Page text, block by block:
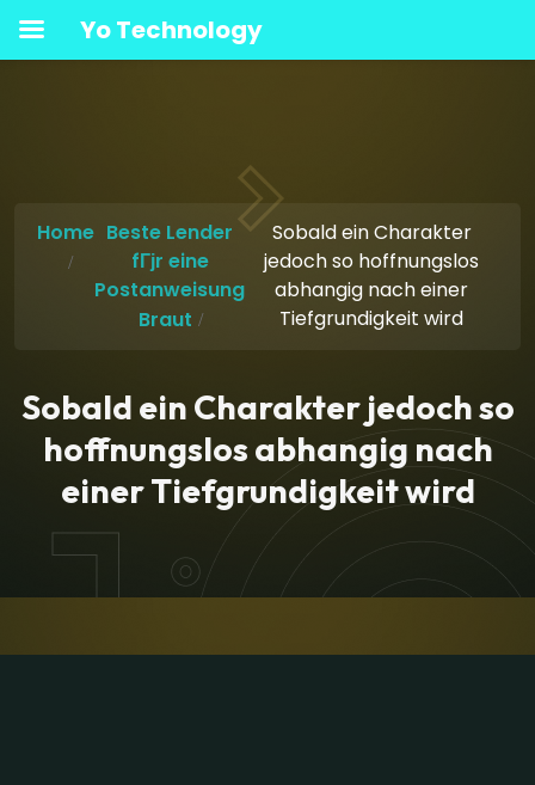
Home Beste Lender
fГјr eine
Postanweisung
Braut
Sobald ein Charakter
jedoch so hoffnungslos
abhangig nach einer
Tiefgrundigkeit wird
Sobald ein Charakter jedoch so
hoffnungslos abhangig nach
einer Tiefgrundigkeit wird
Yo Technology